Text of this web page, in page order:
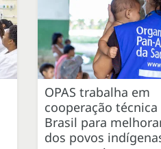
OPAS trabalha em
cooperação técnica
Brasil para
dos povos